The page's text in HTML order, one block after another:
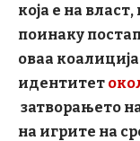
која е на
поинаку
оваа
идентитет
затворањето
на игрите на